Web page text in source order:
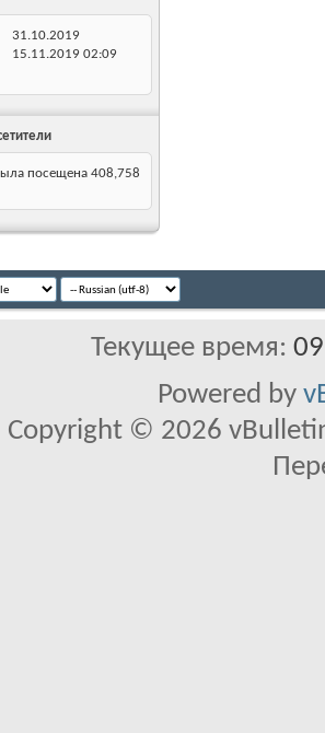
31.10.2019
15.11.2019 02:09
посещена 408,758
Текущее время:
Powered by
Copyright © 2026